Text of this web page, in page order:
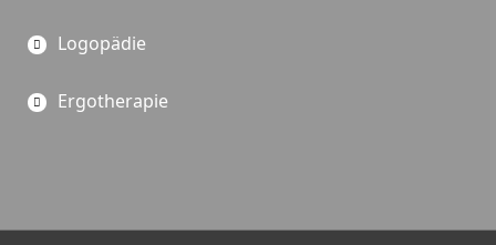
Logopädie
Ergotherapie